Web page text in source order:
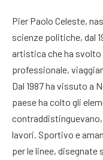
Pier Paolo Celeste,
scienze politiche, dal
artistica che ha
professionale,
Dal 1987 ha vissuto a
paese ha colto gli
lavori. Sportivo e
per le linee, disegnate